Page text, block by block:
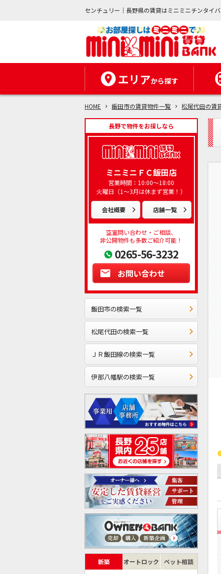
センチュリー｜長野県の賃貸はミニミニチンタイ
エリアから探す
HOME 飯田市の賃貸物件一覧 松尾代田の賃
長野で物件をお探しなら
ミニミニＦＣ飯田店
営業時間：10:00～18:00
火曜日（1～3月は休まず営業！）
会社概要 店舗一覧
空室問い合わせ・ご相談、
非公開物件も多数ご紹介可能！
0265-56-3232
お問い合わせ
飯田市の検索一覧
松尾代田の検索一覧
ＪＲ飯田線の検索一覧
伊那八幡駅の検索一覧
新築 オートロック ペット相談